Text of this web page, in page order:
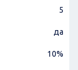
5
да
10%